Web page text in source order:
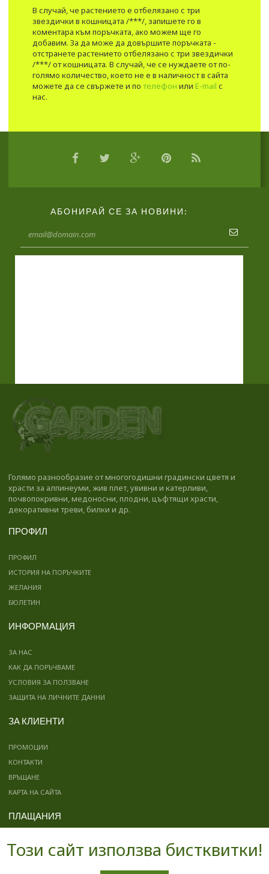
Този сайт използва бистквитки!
В случай, че растението е отбелязано с три
звездички в кошницата /***/, запишете го в
коментара към поръчката, ако можем ще го
добавим. За да може да довършите поръчката -
отстранете растението отбелязано с три звездички
/***/ от кошницата. В случай, че се нуждаете от по-
голямо количество, което не е в наличност в сайта
можете да се свържете и по телефон или E-mail с
нас.
АБОНИРАЙ СЕ ЗА НОВИНИ:
Голямо разнообразие от многогодишни градински цветя и
храсти за алпинеуми, жив плет, увивни и катерливи,
почвопокривни, медоносни, плодни, цъфтящи храсти,
декоративни треви, билки и др.
ПРОФИЛ
ПРОФИЛ
ИСТОРИЯ НА ПОРЪЧКИТЕ
ЖЕЛАНИЯ
БЮЛЕТИН
ИНФОРМАЦИЯ
ЗА НАС
КАК ДА ПОРЪЧВАМЕ
УСЛОВИЯ ЗА ПОЛЗВАНЕ
ЗАЩИТА НА ЛИЧНИТЕ ДАННИ
ЗА КЛИЕНТИ
ПРОМОЦИИ
КОНТАКТИ
ВРЪЩАНЕ
КАРТА НА САЙТА
ПЛАЩАНИЯ